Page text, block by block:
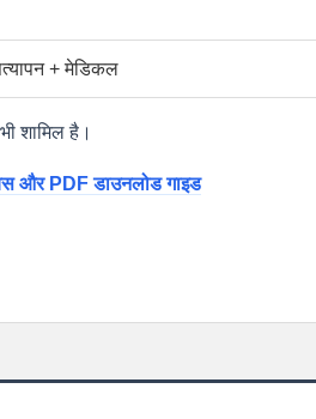
+ मेडिकल
शामिल है।
और PDF डाउनलोड गाइड